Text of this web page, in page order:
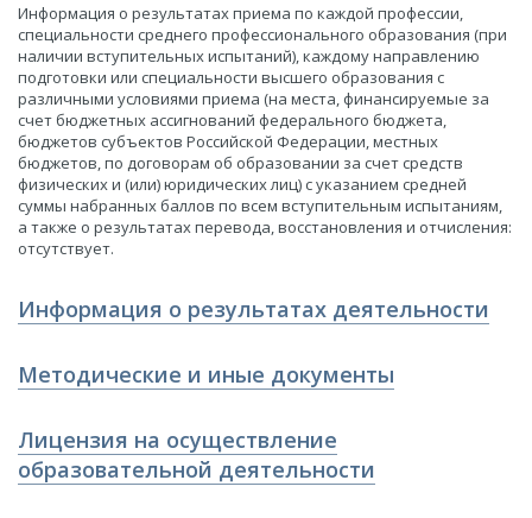
Информация о результатах приема по каждой профессии,
специальности среднего профессионального образования (при
наличии вступительных испытаний), каждому направлению
подготовки или специальности высшего образования с
различными условиями приема (на места, финансируемые за
счет бюджетных ассигнований федерального бюджета,
бюджетов субъектов Российской Федерации, местных
бюджетов, по договорам об образовании за счет средств
физических и (или) юридических лиц) с указанием средней
суммы набранных баллов по всем вступительным испытаниям,
а также о результатах перевода, восстановления и отчисления:
отсутствует.
Информация о результатах деятельности
​Методические и иные документы
Лицензия на осуществление
образовательной деятельности